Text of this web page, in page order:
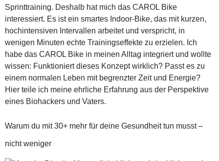
Sprinttraining. Deshalb hat mich das CAROL Bike
interessiert. Es ist ein smartes Indoor-Bike, das mit kurzen,
hochintensiven Intervallen arbeitet und verspricht, in
wenigen Minuten echte Trainingseffekte zu erzielen. Ich
habe das CAROL Bike in meinen Alltag integriert und wollte
wissen: Funktioniert dieses Konzept wirklich? Passt es zu
einem normalen Leben mit begrenzter Zeit und Energie?
Hier teile ich meine ehrliche Erfahrung aus der Perspektive
eines Biohackers und Vaters.
Warum du mit 30+ mehr für deine Gesundheit tun musst –
nicht weniger